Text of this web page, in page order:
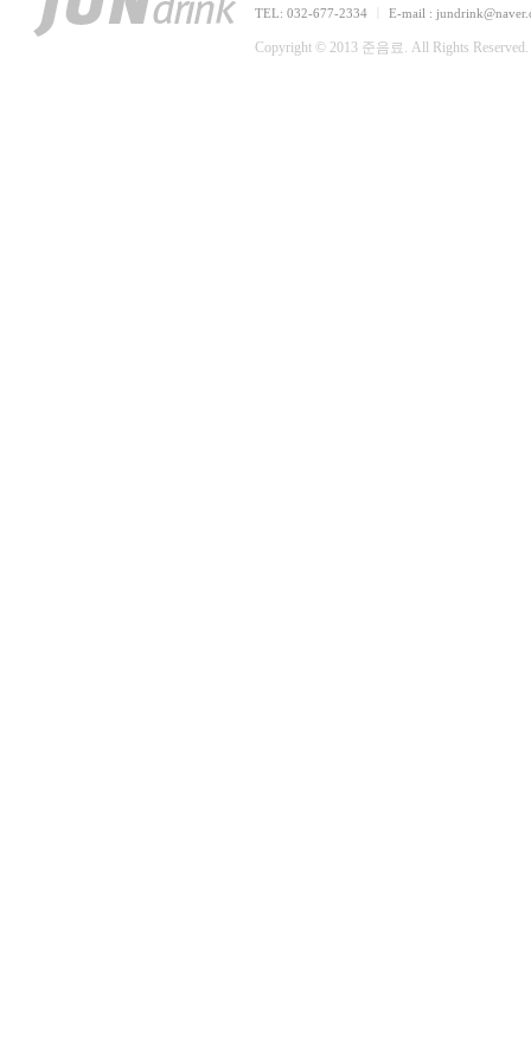
TEL: 032-677-2334
E-mail :
Copyright © 2013 준음료. All Rights Reserved.